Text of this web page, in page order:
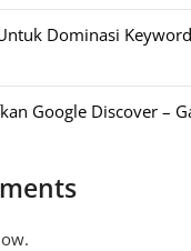
Dominasi
Google Discover –